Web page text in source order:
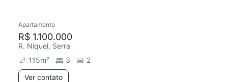
Redecorar
Apartamento
R$ 1.100.000
R. Níquel, Serra
115m² 3
2
Ver contato